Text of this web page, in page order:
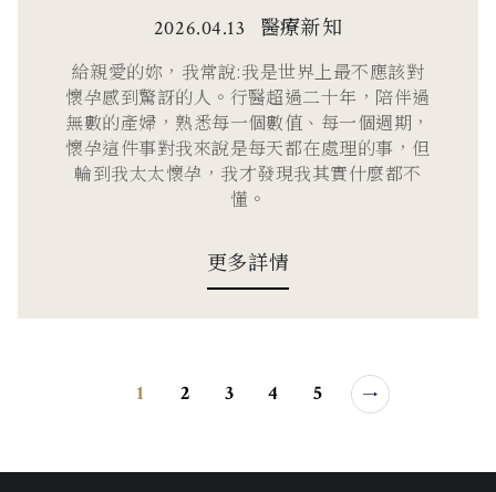
2026.04.13 醫療新知
給親愛的妳，我常說:我是世界上最不應該對
懷孕感到驚訝的人。行醫超過二十年，陪伴過
無數的產婦，熟悉每一個數值、每一個週期，
懷孕這件事對我來說是每天都在處理的事，但
輪到我太太懷孕，我才發現我其實什麼都不
懂。
更多詳情
1 2 3 4 5